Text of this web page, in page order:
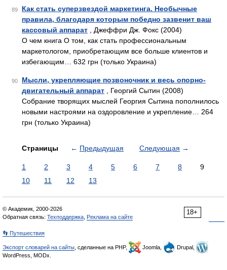
89
Как стать суперзвездой маркетинга. Необычные
правила, благодаря которым победно зазвенит ваш
кассовый аппарат , Джеффри Дж. Фокс (2004)
О чем книга О том, как стать профессиональным
маркетологом, приобретающим все больше клиентов и
избегающим… 632 грн (только Украина)
90
Мысли, укрепляющие позвоночник и весь опорно-
двигательный аппарат , Георгий Сытин (2008)
Собрание творящих мыслей Георгия Сытина пополнилось
новыми настроями на оздоровление и укрепление… 264
грн (только Украина)
Страницы ← Предыдущая Следующая →
1 2 3 4 5 6 7 8
9
10
11 12 13
18+
© Академик, 2000-2026
Обратная связь: Техподдержка Реклама на сайте
👣 Путешествия
Экспорт словарей на сайты , сделанные на PHP, Joomla,
Drupal,
WordPress, MODx.